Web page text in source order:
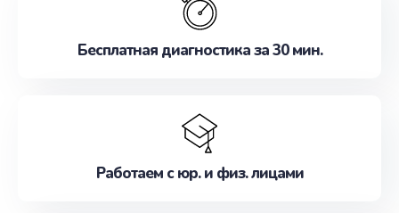
Бесплатная диагностика за 30 мин.
Работаем с юр. и физ. лицами